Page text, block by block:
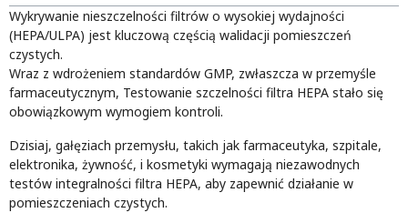
Wykrywanie nieszczelności filtrów o wysokiej wydajności
(HEPA/ULPA) jest kluczową częścią walidacji pomieszczeń
czystych.
Wraz z wdrożeniem standardów GMP, zwłaszcza w przemyśle
farmaceutycznym, Testowanie szczelności filtra HEPA stało się
obowiązkowym wymogiem kontroli.
Dzisiaj, gałęziach przemysłu, takich jak farmaceutyka, szpitale,
elektronika, żywność, i kosmetyki wymagają niezawodnych
testów integralności filtra HEPA, aby zapewnić działanie w
pomieszczeniach czystych.